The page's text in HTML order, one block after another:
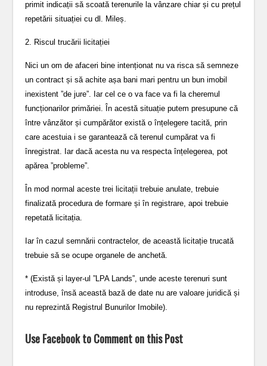
primit indicații să scoată terenurile la vânzare chiar și cu prețul
repetării situației cu dl. Mileș.
2. Riscul trucării licitației
Nici un om de afaceri bine intenționat nu va risca să semneze
un contract și să achite așa bani mari pentru un bun imobil
inexistent ”de jure”. Iar cel ce o va face va fi la cheremul
funcționarilor primăriei. În acestă situație putem presupune că
între vânzător și cumpărător există o înțelegere tacită, prin
care acestuia i se garantează că terenul cumpărat va fi
înregistrat. Iar dacă acesta nu va respecta înțelegerea, pot
apărea ”probleme”.
În mod normal aceste trei licitații trebuie anulate, trebuie
finalizată procedura de formare și în registrare, apoi trebuie
repetată licitația.
Iar în cazul semnării contractelor, de această licitație trucată
trebuie să se ocupe organele de anchetă.
* (Există și layer-ul ”LPA Lands”, unde aceste terenuri sunt
introduse, însă această bază de date nu are valoare juridică și
nu reprezintă Registrul Bunurilor Imobile).
Use Facebook to Comment on this Post